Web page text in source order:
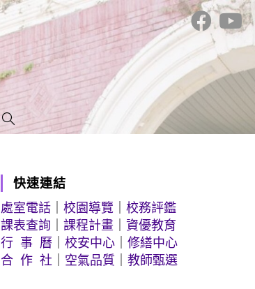
快速連結
處室電話 ｜校園導覽 ｜校務評鑑
課表查詢 ｜課程計畫 ｜資優教育
行 事 曆 ｜校安中心 ｜修繕中心
合 作 社
空氣品質 ｜教師甄選